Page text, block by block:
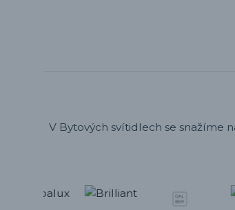
V Bytových svítidlech se snažíme